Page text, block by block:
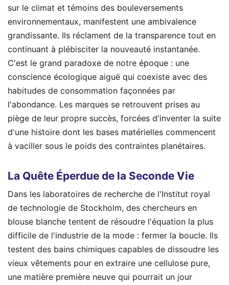
sur le climat et témoins des bouleversements
environnementaux, manifestent une ambivalence
grandissante. Ils réclament de la transparence tout en
continuant à plébisciter la nouveauté instantanée.
C'est le grand paradoxe de notre époque : une
conscience écologique aiguë qui coexiste avec des
habitudes de consommation façonnées par
l'abondance. Les marques se retrouvent prises au
piège de leur propre succès, forcées d'inventer la suite
d'une histoire dont les bases matérielles commencent
à vaciller sous le poids des contraintes planétaires.
La Quête Éperdue de la Seconde Vie
Dans les laboratoires de recherche de l'Institut royal
de technologie de Stockholm, des chercheurs en
blouse blanche tentent de résoudre l'équation la plus
difficile de l'industrie de la mode : fermer la boucle. Ils
testent des bains chimiques capables de dissoudre les
vieux vêtements pour en extraire une cellulose pure,
une matière première neuve qui pourrait un jour